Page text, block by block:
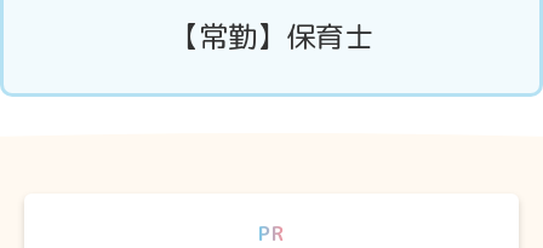
【常勤】保育士
PR